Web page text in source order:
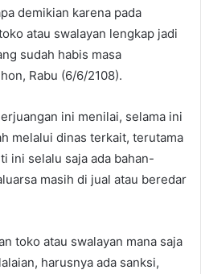
demikian karena pada
atau swalayan lengkap jadi
sudah habis masa
Rabu (6/6/2108).
ini menilai, selama ini
melalui dinas terkait, terutama
ini selalu saja ada bahan-
masih di jual atau beredar
toko atau swalayan mana saja
harusnya ada sanksi,